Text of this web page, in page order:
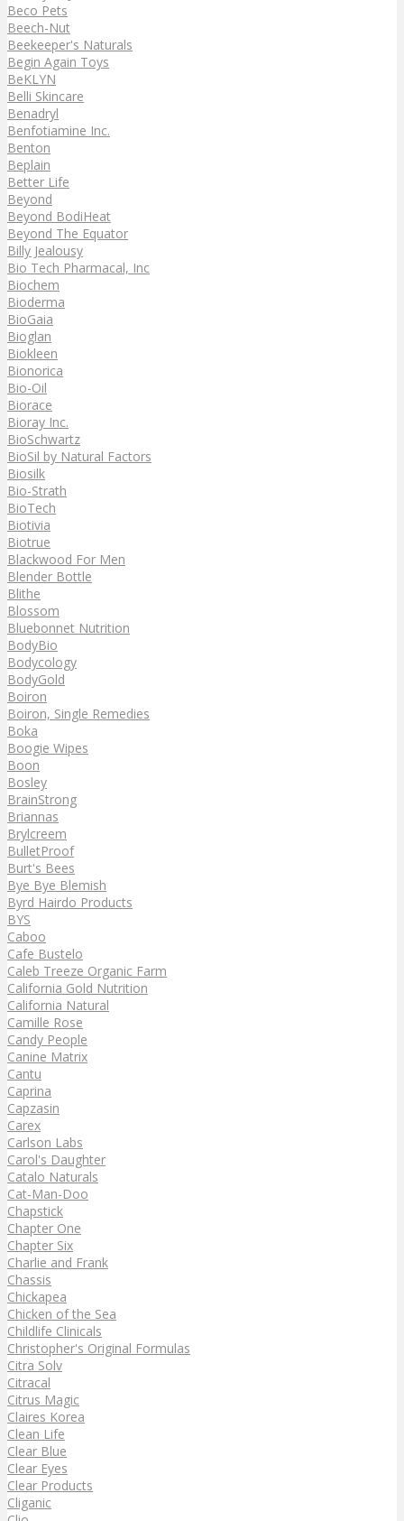
Beco Pets
Beech-Nut
Beekeeper's Naturals
Begin Again Toys
BeKLYN
Belli Skincare
Benadryl
Benfotiamine Inc.
Benton
Beplain
Better Life
Beyond
Beyond BodiHeat
Beyond The Equator
Billy Jealousy
Bio Tech Pharmacal, Inc
Biochem
Bioderma
BioGaia
Bioglan
Biokleen
Bionorica
Bio-Oil
Biorace
Bioray Inc.
BioSchwartz
BioSil by Natural Factors
Biosilk
Bio-Strath
BioTech
Biotivia
Biotrue
Blackwood For Men
Blender Bottle
Blithe
Blossom
Bluebonnet Nutrition
BodyBio
Bodycology
BodyGold
Boiron
Boiron, Single Remedies
Boka
Boogie Wipes
Boon
Bosley
BrainStrong
Briannas
Brylcreem
BulletProof
Burt's Bees
Bye Bye Blemish
Byrd Hairdo Products
BYS
Caboo
Cafe Bustelo
Caleb Treeze Organic Farm
California Gold Nutrition
California Natural
Camille Rose
Candy People
Canine Matrix
Cantu
Caprina
Capzasin
Carex
Carlson Labs
Carol's Daughter
Catalo Naturals
Cat-Man-Doo
Chapstick
Chapter One
Chapter Six
Charlie and Frank
Chassis
Chickapea
Chicken of the Sea
Childlife Clinicals
Christopher's Original Formulas
Citra Solv
Citracal
Citrus Magic
Claires Korea
Clean Life
Clear Blue
Clear Eyes
Clear Products
Cliganic